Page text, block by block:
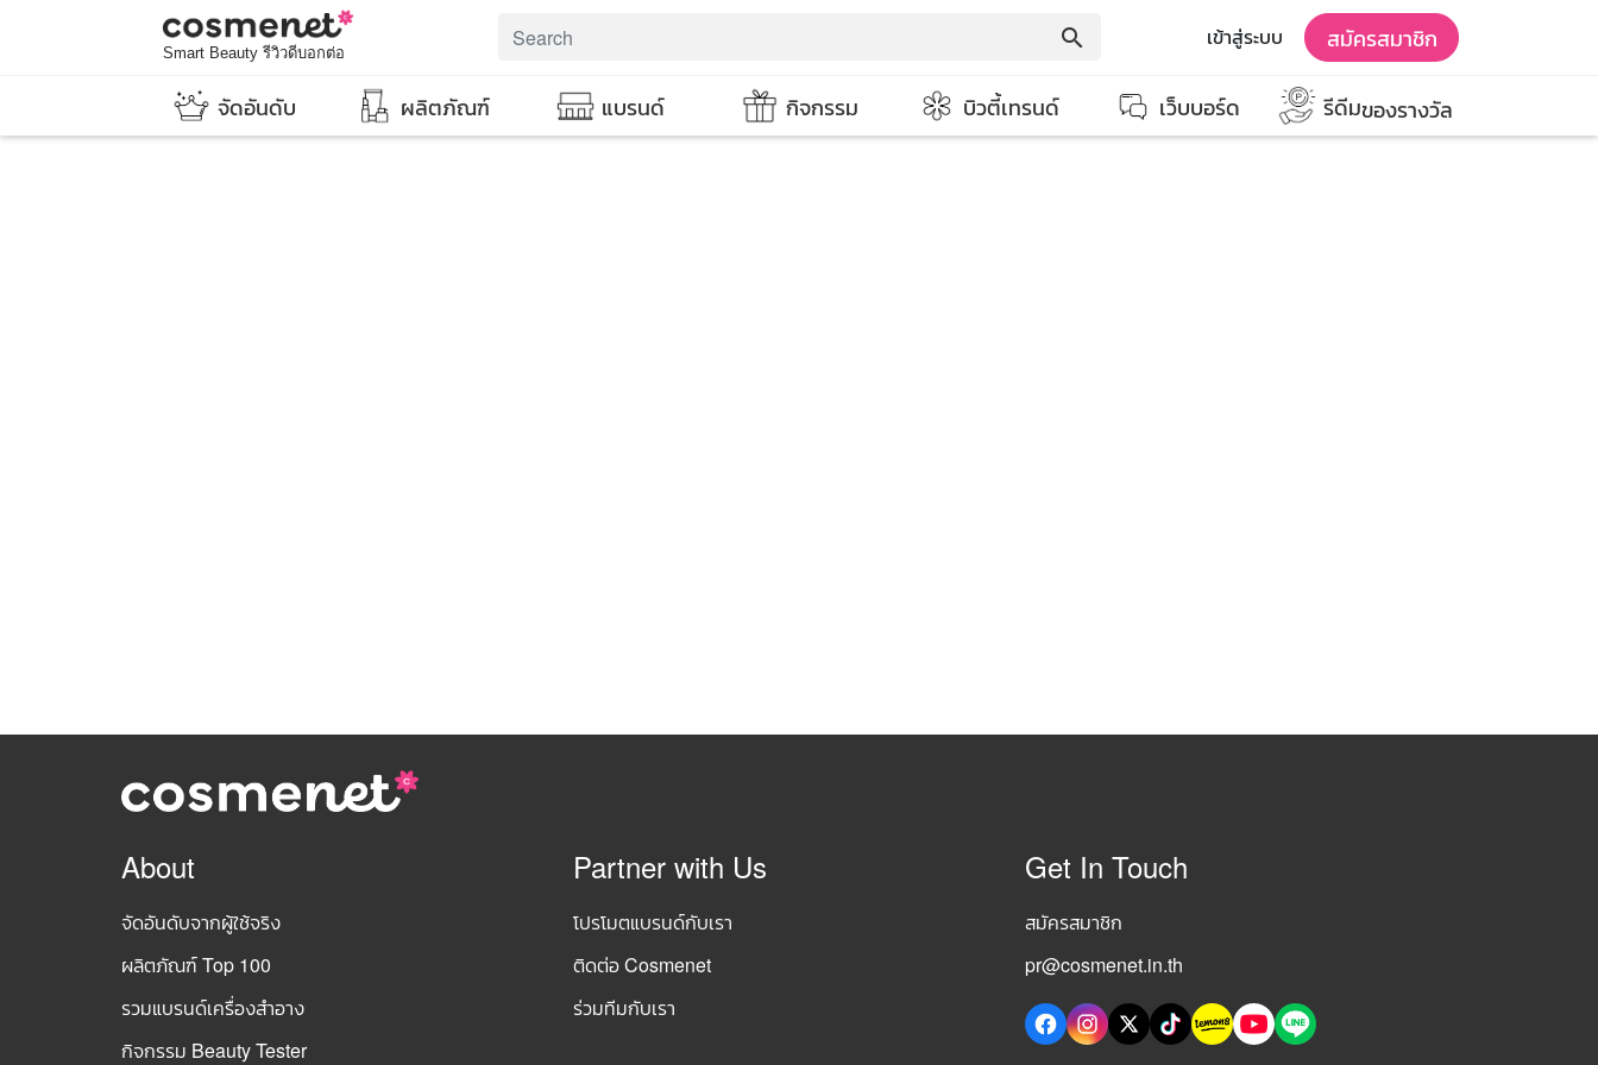
Smart Beauty รีวิวดีบอกต่อ
search เข้าสู่ระบบ สมัครสมาชิก
จัดอันดับ ผลิตภัณฑ์ แบรนด์ กิจกรรม บิวตี้เทรนด์ เว็บบอร์ด รีดีมของรางวัล
About
จัดอันดับจากผู้ใช้จริง
ผลิตภัณฑ์ Top 100
รวมแบรนด์เครื่องสำอาง
กิจกรรม Beauty Tester
Partner with Us
โปรโมตแบรนด์กับเรา
ติดต่อ Cosmenet
ร่วมทีมกับเรา
Get In Touch
สมัครสมาชิก
pr@cosmenet.in.th